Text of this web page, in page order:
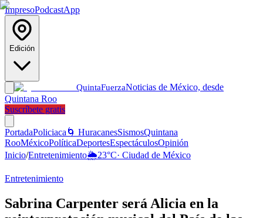
ImpresoPodcastApp
Edición
QuintaFuerzaNoticias de México, desde
Quintana Roo
Suscríbete gratis
PortadaPoliciaca 🌀 HuracanesSismosQuintana
RooMéxicoPolíticaDeportesEspectáculosOpinión
Inicio/Entretenimiento🌦️23°C· Ciudad de México
Entretenimiento
Sabrina Carpenter será Alicia en la